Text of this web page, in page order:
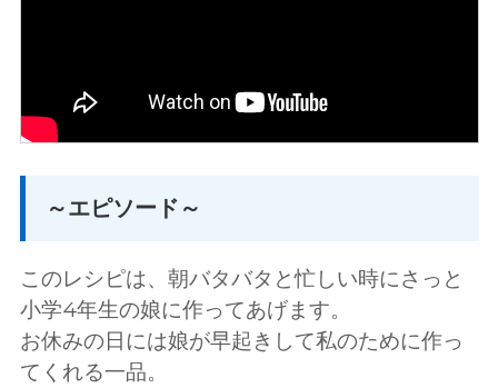
～エピソード～
このレシピは、朝バタバタと忙しい時にさっと
小学4年生の娘に作ってあげます。
お休みの日には娘が早起きして私のために作っ
てくれる一品。